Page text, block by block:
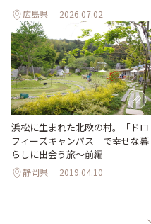
広島県 2026.07.02
浜松に生まれた北欧の村。「ドロ
フィーズキャンパス」で幸せな暮
らしに出会う旅～前編
静岡県 2019.04.10